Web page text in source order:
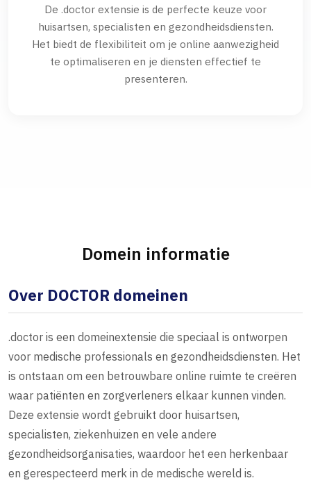
De .doctor extensie is de perfecte keuze voor
huisartsen, specialisten en gezondheidsdiensten.
Het biedt de flexibiliteit om je online aanwezigheid
te optimaliseren en je diensten effectief te
presenteren.
Domein informatie
Over DOCTOR domeinen
.doctor is een domeinextensie die speciaal is ontworpen
voor medische professionals en gezondheidsdiensten. Het
is ontstaan om een betrouwbare online ruimte te creëren
waar patiënten en zorgverleners elkaar kunnen vinden.
Deze extensie wordt gebruikt door huisartsen,
specialisten, ziekenhuizen en vele andere
gezondheidsorganisaties, waardoor het een herkenbaar
en gerespecteerd merk in de medische wereld is.